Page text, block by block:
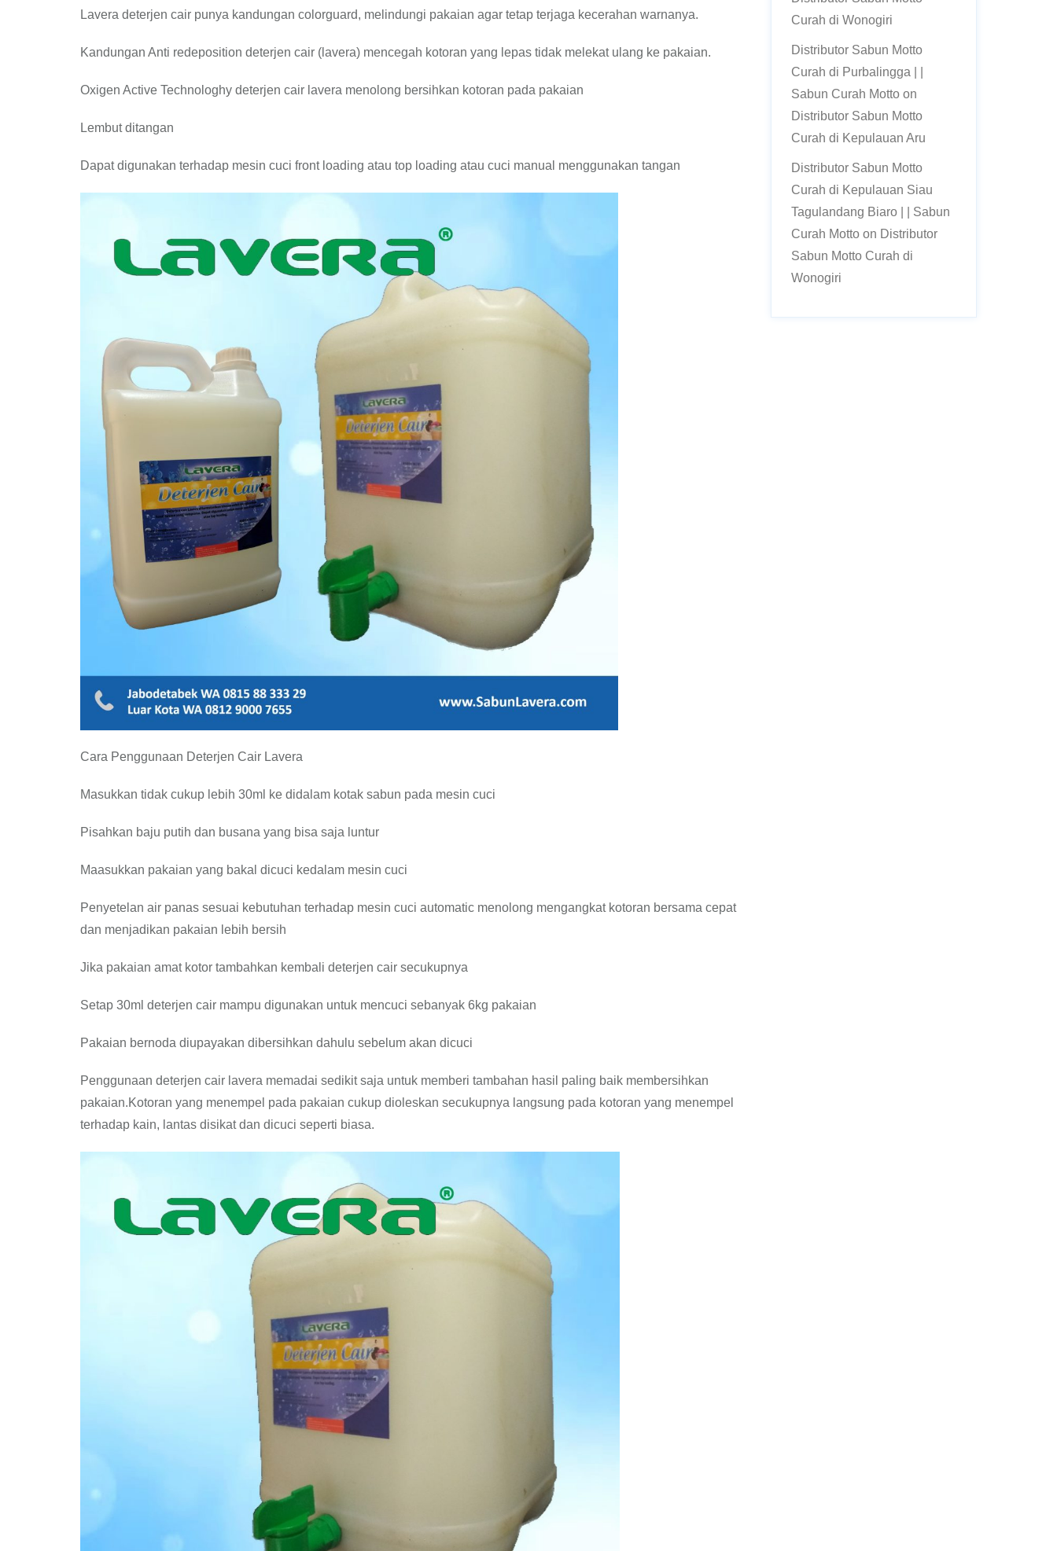
Lavera deterjen cair punya kandungan colorguard, melindungi pakaian agar tetap terjaga kecerahan warnanya.
Kandungan Anti redeposition deterjen cair (lavera) mencegah kotoran yang lepas tidak melekat ulang ke pakaian.
Oxigen Active Technologhy deterjen cair lavera menolong bersihkan kotoran pada pakaian
Lembut ditangan
Dapat digunakan terhadap mesin cuci front loading atau top loading atau cuci manual menggunakan tangan
Cara Penggunaan Deterjen Cair Lavera
Masukkan tidak cukup lebih 30ml ke didalam kotak sabun pada mesin cuci
Pisahkan baju putih dan busana yang bisa saja luntur
Maasukkan pakaian yang bakal dicuci kedalam mesin cuci
Penyetelan air panas sesuai kebutuhan terhadap mesin cuci automatic menolong mengangkat kotoran bersama cepat
dan menjadikan pakaian lebih bersih
Jika pakaian amat kotor tambahkan kembali deterjen cair secukupnya
Setap 30ml deterjen cair mampu digunakan untuk mencuci sebanyak 6kg pakaian
Pakaian bernoda diupayakan dibersihkan dahulu sebelum akan dicuci
Penggunaan deterjen cair lavera memadai sedikit saja untuk memberi tambahan hasil paling baik membersihkan
pakaian.Kotoran yang menempel pada pakaian cukup dioleskan secukupnya langsung pada kotoran yang menempel
terhadap kain, lantas disikat dan dicuci seperti biasa.
Curah di Wonogiri
Distributor Sabun Motto
Curah di Purbalingga | |
Sabun Curah Mottoon
Distributor Sabun Motto
Curah di Kepulauan Aru
Distributor Sabun Motto
Curah di Kepulauan Siau
Tagulandang Biaro | | Sabun
Curah Mottoon Distributor
Sabun Motto Curah di
Wonogiri